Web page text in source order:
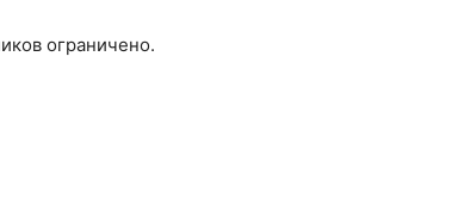
ограничено.